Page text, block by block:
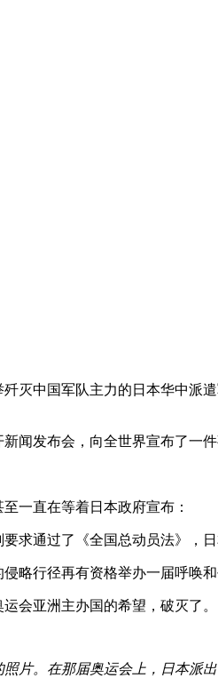
灭中国军队主力的日本华中
闻发布会，向全世界宣布了一件
一直在等着日本政府宣布：
求通过了《全国总动员法》，
略行径再有资格举办一届呼唤
会亚洲主办国的希望，破灭了。
片。在那届奥运会上，日本